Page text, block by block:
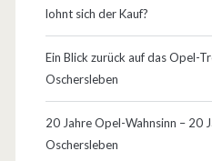
lohnt sich der Kauf?
Ein Blick zurück auf das Opel-
Oschersleben
20 Jahre Opel-Wahnsinn – 20
Oschersleben